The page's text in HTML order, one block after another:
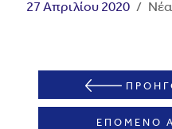
27 Απριλίου 2020 /
ΕΠΟΜΕΝΟ